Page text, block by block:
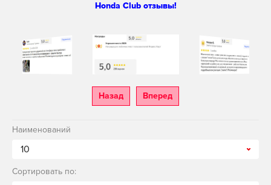
Honda Club отзывы!
Назад Вперед
Наименований
10
Сортировать по: